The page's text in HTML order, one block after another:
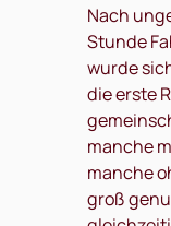
Nach
Stunde
wurde
die erste
manche
manche
groß